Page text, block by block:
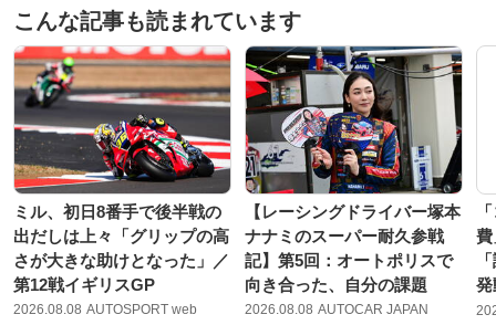
こんな記事も読まれています
ミル、初日8番手で後半戦の
出だしは上々「グリップの高
さが大きな助けとなった」／
第12戦イギリスGP
2026.08.08 AUTOSPORT web
【レーシングドライバー塚本
ナナミのスーパー耐久参戦
記】第5回：オートポリスで
向き合った、自分の課題
2026.08.08 AUTOCAR JAPAN
発